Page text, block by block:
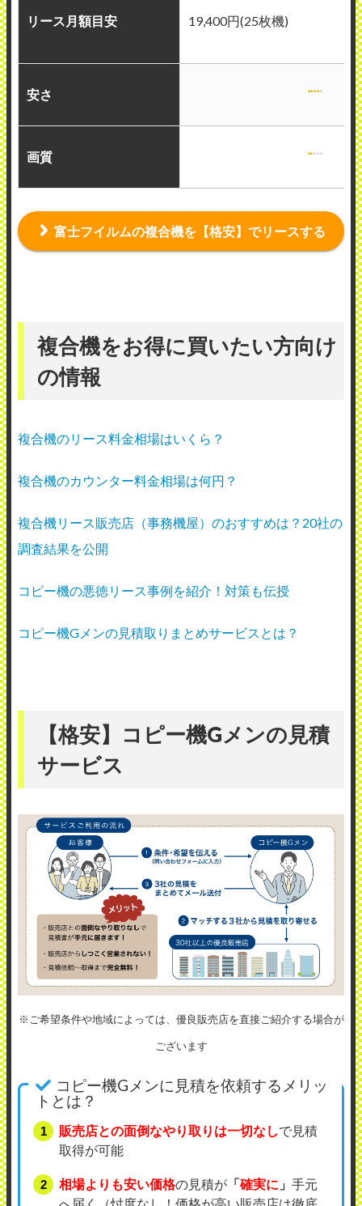
リース月額目安 19,400円(25枚機)
安さ
画質
富士フイルムの複合機を【格安】でリースする
複合機をお得に買いたい方向け
の情報
複合機のリース料金相場はいくら？
複合機のカウンター料金相場は何円？
複合機リース販売店（事務機屋）のおすすめは？20社の
調査結果を公開
コピー機の悪徳リース事例を紹介！対策も伝授
コピー機Gメンの見積取りまとめサービスとは？
【格安】コピー機Gメンの見積
サービス
※ご希望条件や地域によっては、優良販売店を直接ご紹介する場合が
ございます
コピー機Gメンに見積を依頼するメリッ
トとは？
販売店との面倒なやり取りは一切なしで見積
取得が可能
相場よりも安い価格の見積が 「確実に 」 手元
へ届く（忖度なし！価格が高い販売店は徹底